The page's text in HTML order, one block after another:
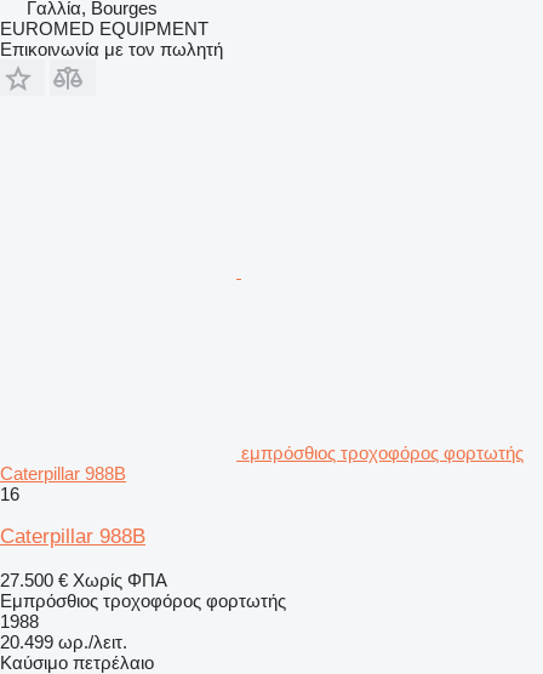
Γαλλία, Bourges
EUROMED EQUIPMENT
Επικοινωνία με τον πωλητή
εμπρόσθιος τροχοφόρος φορτωτής
Caterpillar 988B
16
Caterpillar 988B
27.500 € Χωρίς ΦΠΑ
Εμπρόσθιος τροχοφόρος φορτωτής
1988
20.499 ωρ./λειτ.
Καύσιμο πετρέλαιο